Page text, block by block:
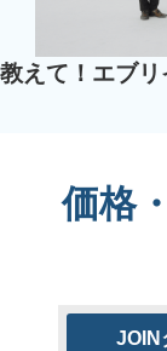
教えて！エブリ
価格
JOIN